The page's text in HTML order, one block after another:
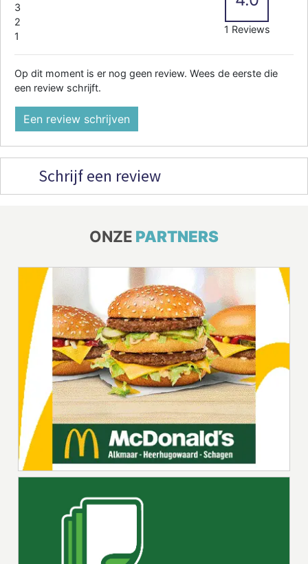
3
2
1
1 Reviews
Op dit moment is er nog geen review. Wees de eerste die
een review schrijft.
Een review schrijven
Schrijf een review
ONZE PARTNERS